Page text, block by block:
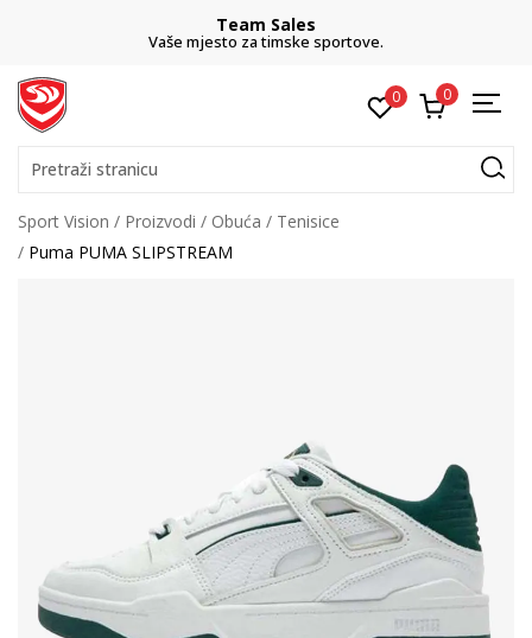
Team Sales
Vaše mjesto za timske sportove.
0 0
Pretraži stranicu
Sport Vision Proizvodi Obuća
Tenisice
Puma PUMA SLIPSTREAM